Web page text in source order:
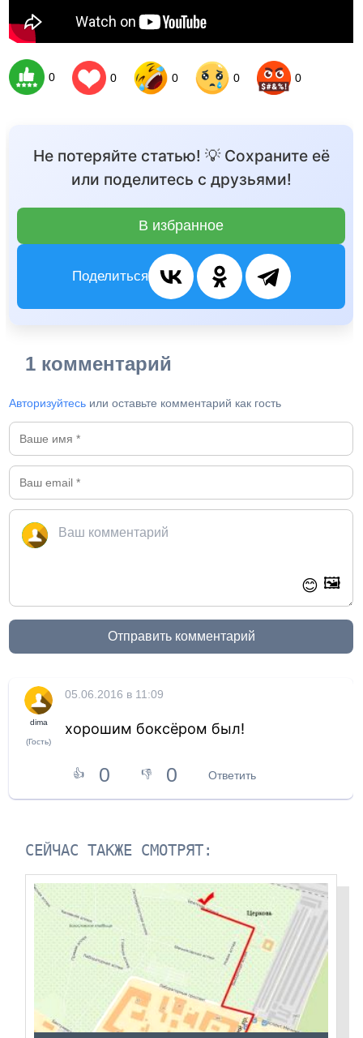
0 0 0 0 0
Не потеряйте статью! 💡 Сохраните её
или поделитесь с друзьями!
В избранное
Поделиться
1 комментарий
Авторизуйтесь или оставьте комментарий как гость
😊 🖼️
Отправить комментарий
dima
(Гость)
05.06.2016 в 11:09
хорошим боксёром был!
👍 0 👎 0 Ответить
СЕЙЧАС ТАКЖЕ СМОТРЯТ: